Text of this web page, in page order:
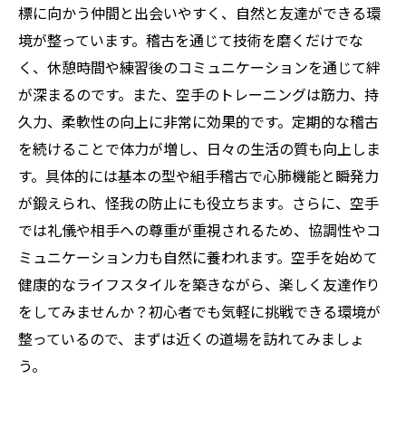
標に向かう仲間と出会いやすく、自然と友達ができる環
境が整っています。稽古を通じて技術を磨くだけでな
く、休憩時間や練習後のコミュニケーションを通じて絆
が深まるのです。また、空手のトレーニングは筋力、持
久力、柔軟性の向上に非常に効果的です。定期的な稽古
を続けることで体力が増し、日々の生活の質も向上しま
す。具体的には基本の型や組手稽古で心肺機能と瞬発力
が鍛えられ、怪我の防止にも役立ちます。さらに、空手
では礼儀や相手への尊重が重視されるため、協調性やコ
ミュニケーション力も自然に養われます。空手を始めて
健康的なライフスタイルを築きながら、楽しく友達作り
をしてみませんか？初心者でも気軽に挑戦できる環境が
整っているので、まずは近くの道場を訪れてみましょ
う。